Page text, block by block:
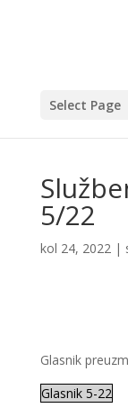
Select Page
5/22
kol 24, 2022|
Glasnik
Glasnik 5-22